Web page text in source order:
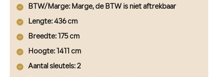
BTW/Marge: Marge, de BTW is niet aftrekbaar
Lengte: 436 cm
Breedte: 175 cm
Hoogte: 1411 cm
Aantal sleutels: 2